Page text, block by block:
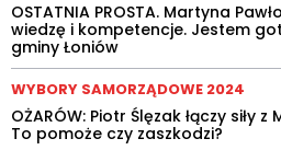
OSTATNIA PROSTA. Martyna
wiedzę i kompetencje. Jestem
gminy Łoniów
WYBORY SAMORZĄDOWE 2024
OŻARÓW: Piotr Ślęzak łączy siły
To pomoże czy zaszkodzi?